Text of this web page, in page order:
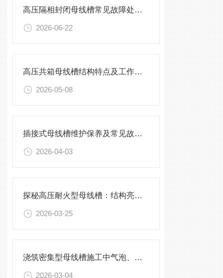
高压隔相封闭母线槽常见故障处理方案
2026-06-22
高压共箱母线槽结构特点及工作原理
2026-05-08
插接式母线槽维护保养及常见故障处理指南
2026-04-03
探秘高压耐火型母线槽：结构亮点与实用效能
2026-03-25
浇筑密集型母线槽施工中气泡、裂缝的成因及解决方案
2026-03-04